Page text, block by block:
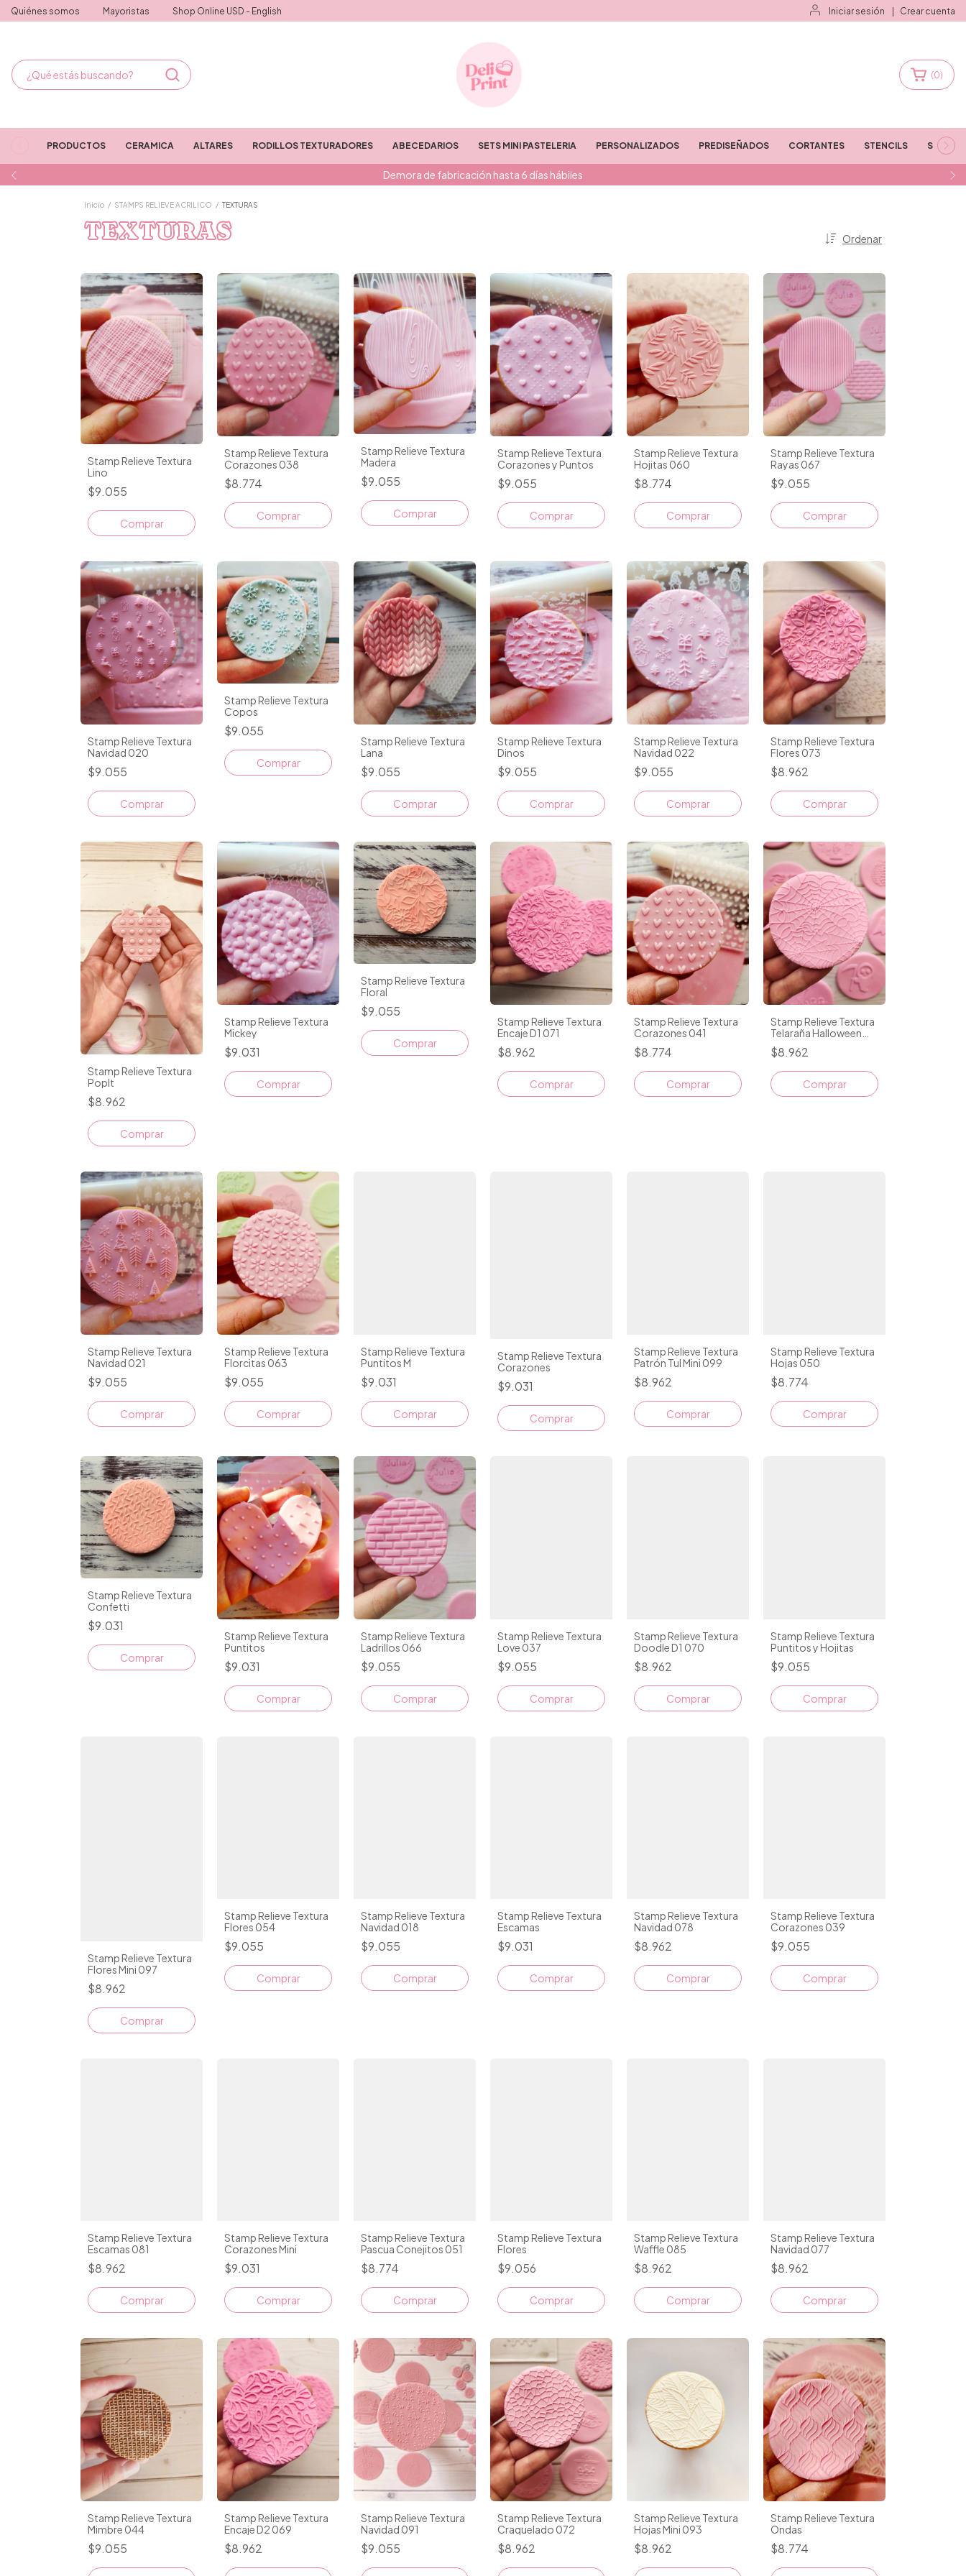
Quiénes somos Mayoristas Shop Online USD - English Iniciar sesión Crear cuenta
Demora de fabricación hasta 6 días hábiles
(0)
PRODUCTOS CERAMICA ALTARES RODILLOS TEXTURADORES ABECEDARIOS SETS MINI PASTELERIA PERSONALIZADOS PREDISEÑADOS CORTANTES STENCILS STAMPS
Inicio / STAMPS RELIEVE ACRILICO / TEXTURAS
TEXTURAS Ordenar
Stamp Relieve Textura
Lino
$9.055
Comprar
Stamp Relieve Textura
Corazones 038
$8.774
Comprar
Stamp Relieve Textura
Madera
$9.055
Comprar
Stamp Relieve Textura
Corazones y Puntos
$9.055
Comprar
Stamp Relieve Textura
Hojitas 060
$8.774
Comprar
Stamp Relieve Textura
Rayas 067
$9.055
Comprar
Stamp Relieve Textura
Navidad 020
$9.055
Comprar
Stamp Relieve Textura
Copos
$9.055
Comprar
Stamp Relieve Textura
Lana
$9.055
Comprar
Stamp Relieve Textura
Dinos
$9.055
Comprar
Stamp Relieve Textura
Navidad 022
$9.055
Comprar
Stamp Relieve Textura
Flores 073
$8.962
Comprar
Stamp Relieve Textura
PopIt
$8.962
Comprar
Stamp Relieve Textura
Mickey
$9.031
Comprar
Stamp Relieve Textura
Floral
$9.055
Comprar
Stamp Relieve Textura
Encaje D1 071
$8.962
Comprar
Stamp Relieve Textura
Corazones 041
$8.774
Comprar
Stamp Relieve Textura
Telaraña Halloween
075
$8.962
Stamp Relieve Textura
Navidad 021
$9.055
Comprar
Stamp Relieve Textura
Florcitas 063
$9.055
Comprar
Stamp Relieve Textura
Puntitos M
$9.031
Comprar
Stamp Relieve Textura
Corazones
$9.031
Comprar
Stamp Relieve Textura
Patrón Tul Mini 099
$8.962
Comprar
Stamp Relieve Textura
Hojas 050
$8.774
Comprar
Stamp Relieve Textura
Confetti
$9.031
Comprar
Stamp Relieve Textura
Puntitos
$9.031
Comprar
Stamp Relieve Textura
Ladrillos 066
$9.055
Comprar
Stamp Relieve Textura
Love 037
$9.055
Comprar
Stamp Relieve Textura
Doodle D1 070
$8.962
Comprar
Stamp Relieve Textura
Puntitos y Hojitas
$9.055
Comprar
Stamp Relieve Textura
Flores Mini 097
$8.962
Comprar
Stamp Relieve Textura
Flores 054
$9.055
Comprar
Stamp Relieve Textura
Navidad 018
$9.055
Comprar
Stamp Relieve Textura
Escamas
$9.031
Comprar
Stamp Relieve Textura
Navidad 078
$8.962
Comprar
Stamp Relieve Textura
Corazones 039
$9.055
Comprar
Stamp Relieve Textura
Escamas 081
$8.962
Comprar
Stamp Relieve Textura
Corazones Mini
$9.031
Comprar
Stamp Relieve Textura
Pascua Conejitos 051
$8.774
Comprar
Stamp Relieve Textura
Flores
$9.056
Comprar
Stamp Relieve Textura
Waffle 085
$8.962
Comprar
Stamp Relieve Textura
Navidad 077
$8.962
Comprar
Stamp Relieve Textura
Mimbre 044
$9.055
Stamp Relieve Textura
Encaje D2 069
$8.962
Stamp Relieve Textura
Navidad 091
$9.055
Stamp Relieve Textura
Craquelado 072
$8.962
Stamp Relieve Textura
Hojas Mini 093
$8.962
Stamp Relieve Textura
Ondas
$8.774